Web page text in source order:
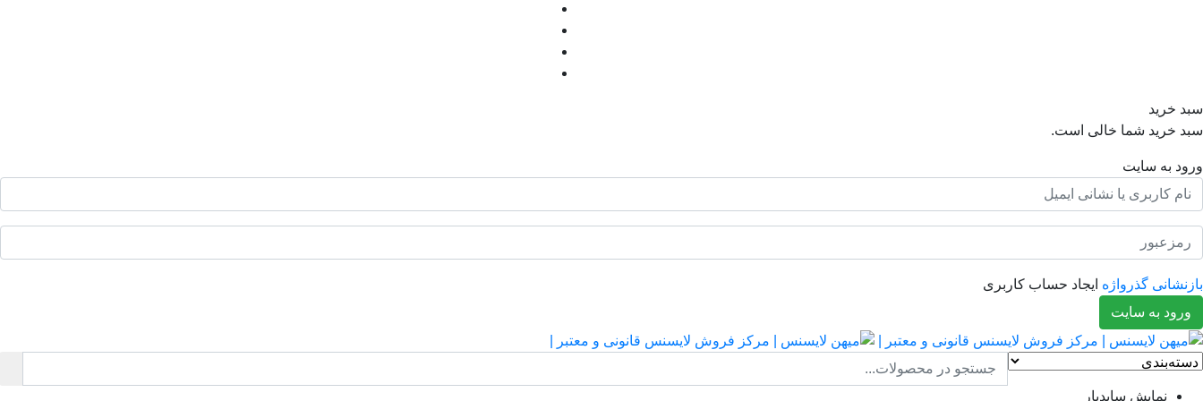
سبد خرید
سبد خرید شما خالی است.
ورود به سایت
بازنشانی گذرواژه ایجاد حساب کاربری
ورود به سایت
نمایش سایدبار